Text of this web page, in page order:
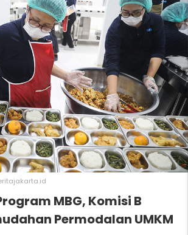
MBG, Komisi B
Permodalan UMKM